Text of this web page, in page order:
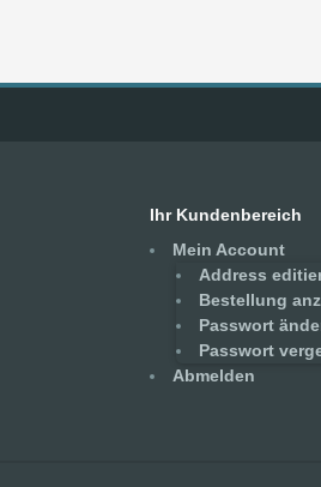
Ihr Kundenbereich
Mein Account
Address
Bestellung
Passwort
Passwort
Abmelden